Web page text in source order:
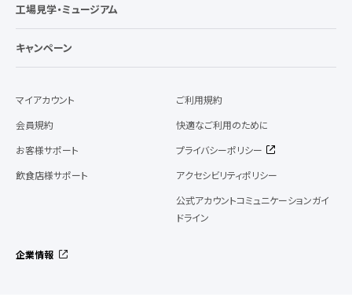
工場見学・ミュージアム
キャンペーン
マイアカウント
会員規約
お客様サポート
飲食店様サポート
ご利用規約
快適なご利用のために
プライバシーポリシー
アクセシビリティポリシー
公式アカウントコミュニケーションガイ
ドライン
企業情報